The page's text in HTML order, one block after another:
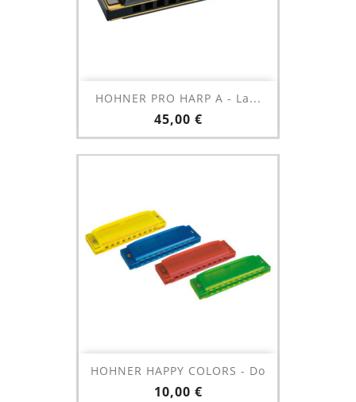
HOHNER PRO HARP A - La...
Prix
45,00 €
HOHNER HAPPY COLORS - Do
Prix
10,00 €